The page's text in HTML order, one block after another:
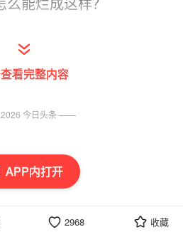
APP内打开
诱人，但根本赚不到大
基本都被外国资本把控。
勒盖铜金矿来说，这么优
只占三成股份，绝大部分
看完整内容
2968 收藏
2026 今日头条 ——